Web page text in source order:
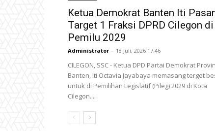
Ketua Demokrat Banten Iti
Target 1 Fraksi DPRD Cilegon di
Pemilu 2029
Administrator - 18 Juli, 2026 17:46
CILEGON, SSC - Ketua DPD Partai Demokrat
Banten, Iti Octavia Jayabaya memasang terget
untuk di Pemilihan Legislatif (Pileg) 2029 di Kota
Cilegon....